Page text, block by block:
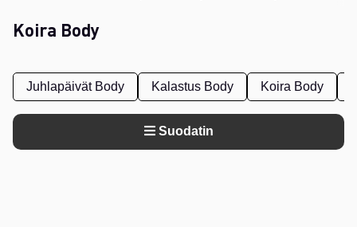
Koira Body
Juhlapäivät Body Kalastus Body Koira Body
Suodatin